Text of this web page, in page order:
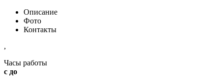
Описание
Фото
Контакты
,
Часы работы
с до